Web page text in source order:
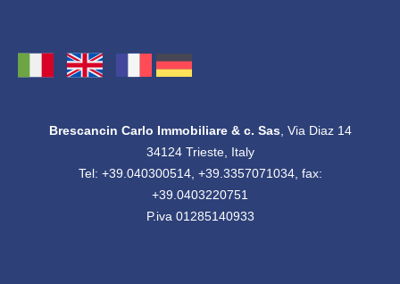
Brescancin Carlo Immobiliare & c. Sas , Via Diaz 14
34124 Trieste, Italy
Tel: +39.040300514, +39.3357071034, fax:
+39.0403220751
P.iva 01285140933